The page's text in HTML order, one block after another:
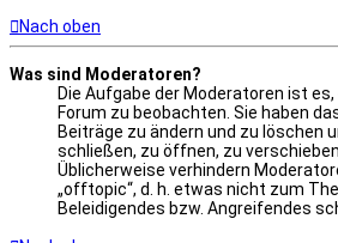
Nach oben
Was sind Moderatoren?
Die Aufgabe der Moderatoren ist
Forum zu beobachten. Sie haben
Beiträge zu ändern und zu löschen
schließen, zu öffnen, zu
Üblicherweise verhindern
„offtopic“, d. h. etwas nicht zum
Beleidigendes bzw. Angreifendes